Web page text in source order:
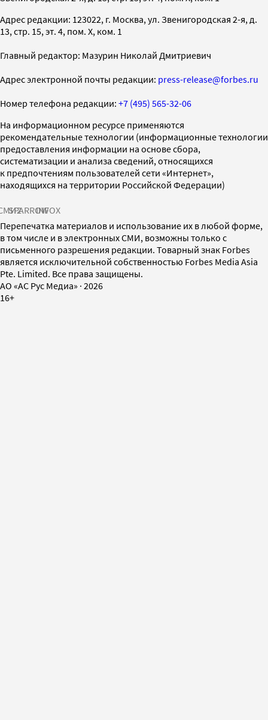
Адрес редакции: 123022, г. Москва, ул. Звенигородская 2-я, д.
13, стр. 15, эт. 4, пом. X, ком. 1
Главный редактор: Мазурин Николай Дмитриевич
Адрес электронной почты редакции: press-release@forbes.ru
Номер телефона редакции: +7 (495) 565-32-06
На информационном ресурсе применяются
рекомендательные технологии (информационные технологии
предоставления информации на основе сбора,
систематизации и анализа сведений, относящихся
к предпочтениям пользователей сети «Интернет»,
находящихся на территории Российской Федерации)
SPARROWINFOX
Перепечатка материалов и использование их в любой форме,
в том числе и в электронных СМИ, возможны только с
письменного разрешения редакции. Товарный знак Forbes
является исключительной собственностью Forbes Media Asia
Pte. Limited. Все права защищены.
AO «АС Рус Медиа» · 2026
16+